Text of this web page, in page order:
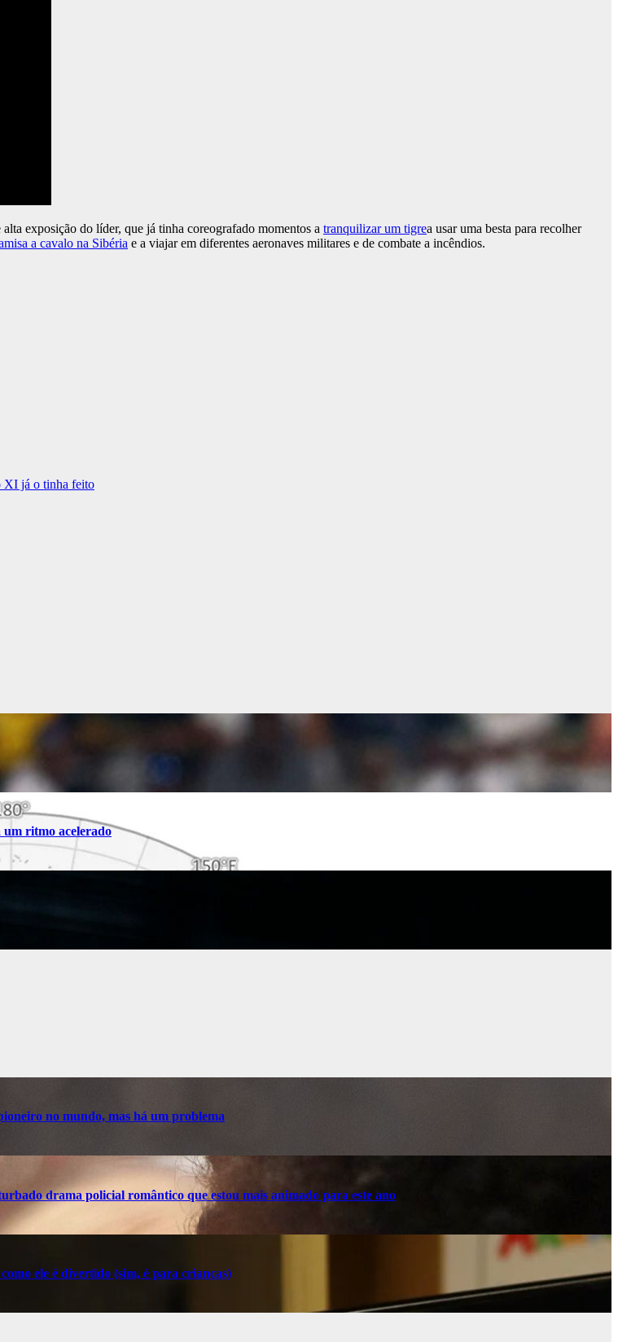
exposição do líder, que já tinha coreografado momentos a tranquilizar um tigrea usar uma besta para recolher
a cavalo na Sibéria e a viajar em diferentes aeronaves militares e de combate a incêndios.
XI já o tinha feito
um ritmo acelerado
no mundo, mas há um problema
drama policial romântico que estou mais animado para este ano
ele é divertido (sim, é para crianças)